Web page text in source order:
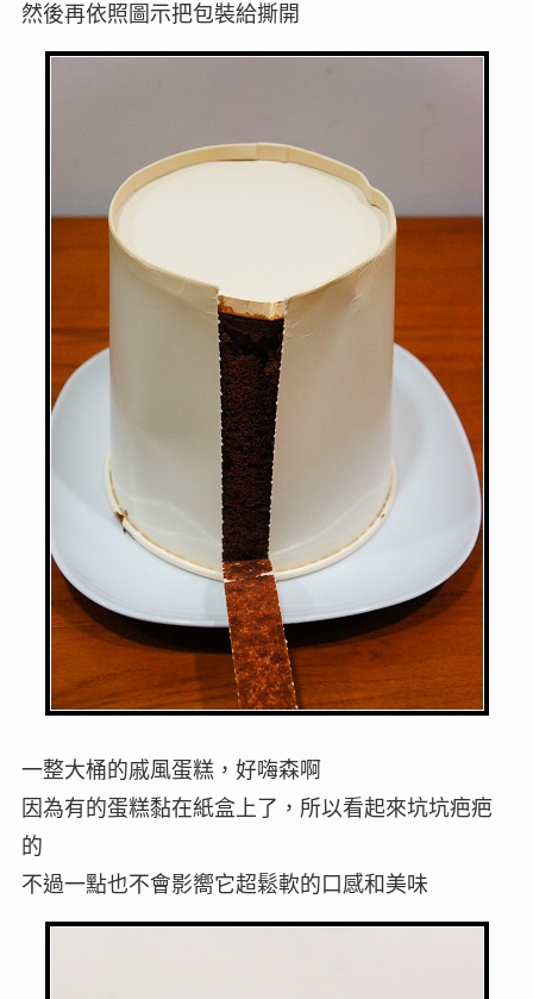
然後再依照圖示把包裝給撕開
一整大桶的戚風蛋糕，好嗨森啊
因為有的蛋糕黏在紙盒上了，所以看起來坑坑疤疤
的
不過一點也不會影嚮它超鬆軟的口感和美味